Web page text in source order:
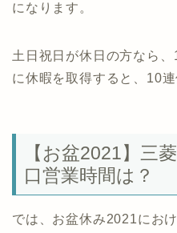
になります。
土日祝日が休日の方なら
に休暇を取得すると、10連
【お盆2021】三
口営業時間は？
では、お盆休み2021にお